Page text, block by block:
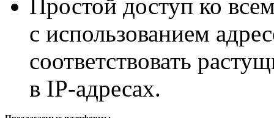
Простой доступ ко
с использованием
соответствовать
в IP-адресах.